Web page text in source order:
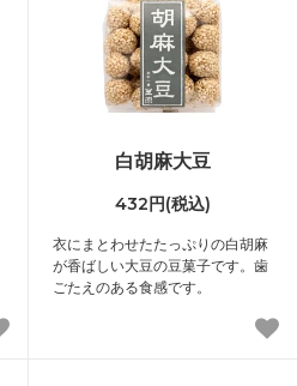
白胡麻大豆
432円(税込)
衣にまとわせたたっぷりの白胡麻
が香ばしい大豆の豆菓子です。歯
ごたえのある食感です。